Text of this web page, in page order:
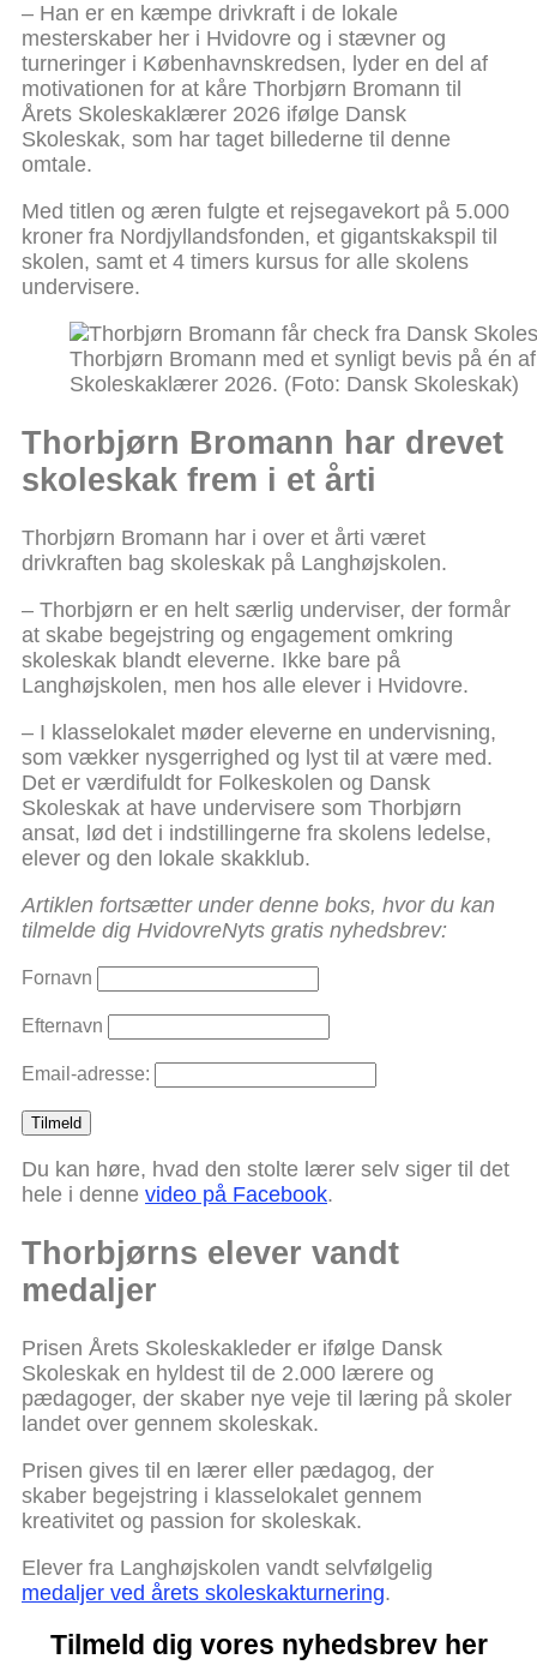
– Han er en kæmpe drivkraft i de lokale
mesterskaber her i Hvidovre og i stævner og
turneringer i Københavnskredsen, lyder en del af
motivationen for at kåre Thorbjørn Bromann til
Årets Skoleskaklærer 2026 ifølge Dansk
Skoleskak, som har taget billederne til denne
omtale.
Med titlen og æren fulgte et rejsegavekort på 5.000
kroner fra Nordjyllandsfonden, et gigantskakspil til
skolen, samt et 4 timers kursus for alle skolens
undervisere.
Thorbjørn Bromann med et synligt bevis på én
Skoleskaklærer 2026. (Foto: Dansk Skoleskak)
Thorbjørn Bromann har drevet
skoleskak frem i et årti
Thorbjørn Bromann har i over et årti været
drivkraften bag skoleskak på Langhøjskolen.
– Thorbjørn er en helt særlig underviser, der formår
at skabe begejstring og engagement omkring
skoleskak blandt eleverne. Ikke bare på
Langhøjskolen, men hos alle elever i Hvidovre.
– I klasselokalet møder eleverne en undervisning,
som vækker nysgerrighed og lyst til at være med.
Det er værdifuldt for Folkeskolen og Dansk
Skoleskak at have undervisere som Thorbjørn
ansat, lød det i indstillingerne fra skolens ledelse,
elever og den lokale skakklub.
Artiklen fortsætter under denne boks, hvor du kan
tilmelde dig HvidovreNyts gratis nyhedsbrev:
Fornavn
Efternavn
Email-adresse:
Du kan høre, hvad den stolte lærer selv siger til det
hele i denne video på Facebook.
Thorbjørns elever vandt
medaljer
Prisen Årets Skoleskakleder er ifølge Dansk
Skoleskak en hyldest til de 2.000 lærere og
pædagoger, der skaber nye veje til læring på skoler
landet over gennem skoleskak.
Prisen gives til en lærer eller pædagog, der
skaber begejstring i klasselokalet gennem
kreativitet og passion for skoleskak.
Elever fra Langhøjskolen vandt selvfølgelig
medaljer ved årets skoleskakturnering.
Tilmeld dig vores nyhedsbrev her